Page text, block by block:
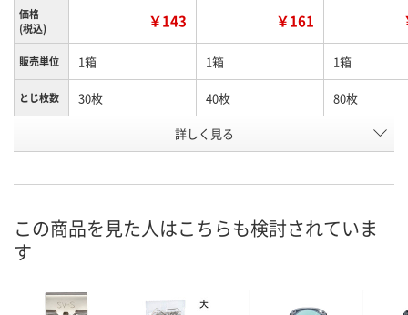
価格
(税込)
￥143 ￥161
販売単位 1箱 1箱 1箱
とじ枚数 30枚 40枚 80枚
小
号
お届け日
数量
詳しく見る
この商品を見た人はこちらも検討されていま
す